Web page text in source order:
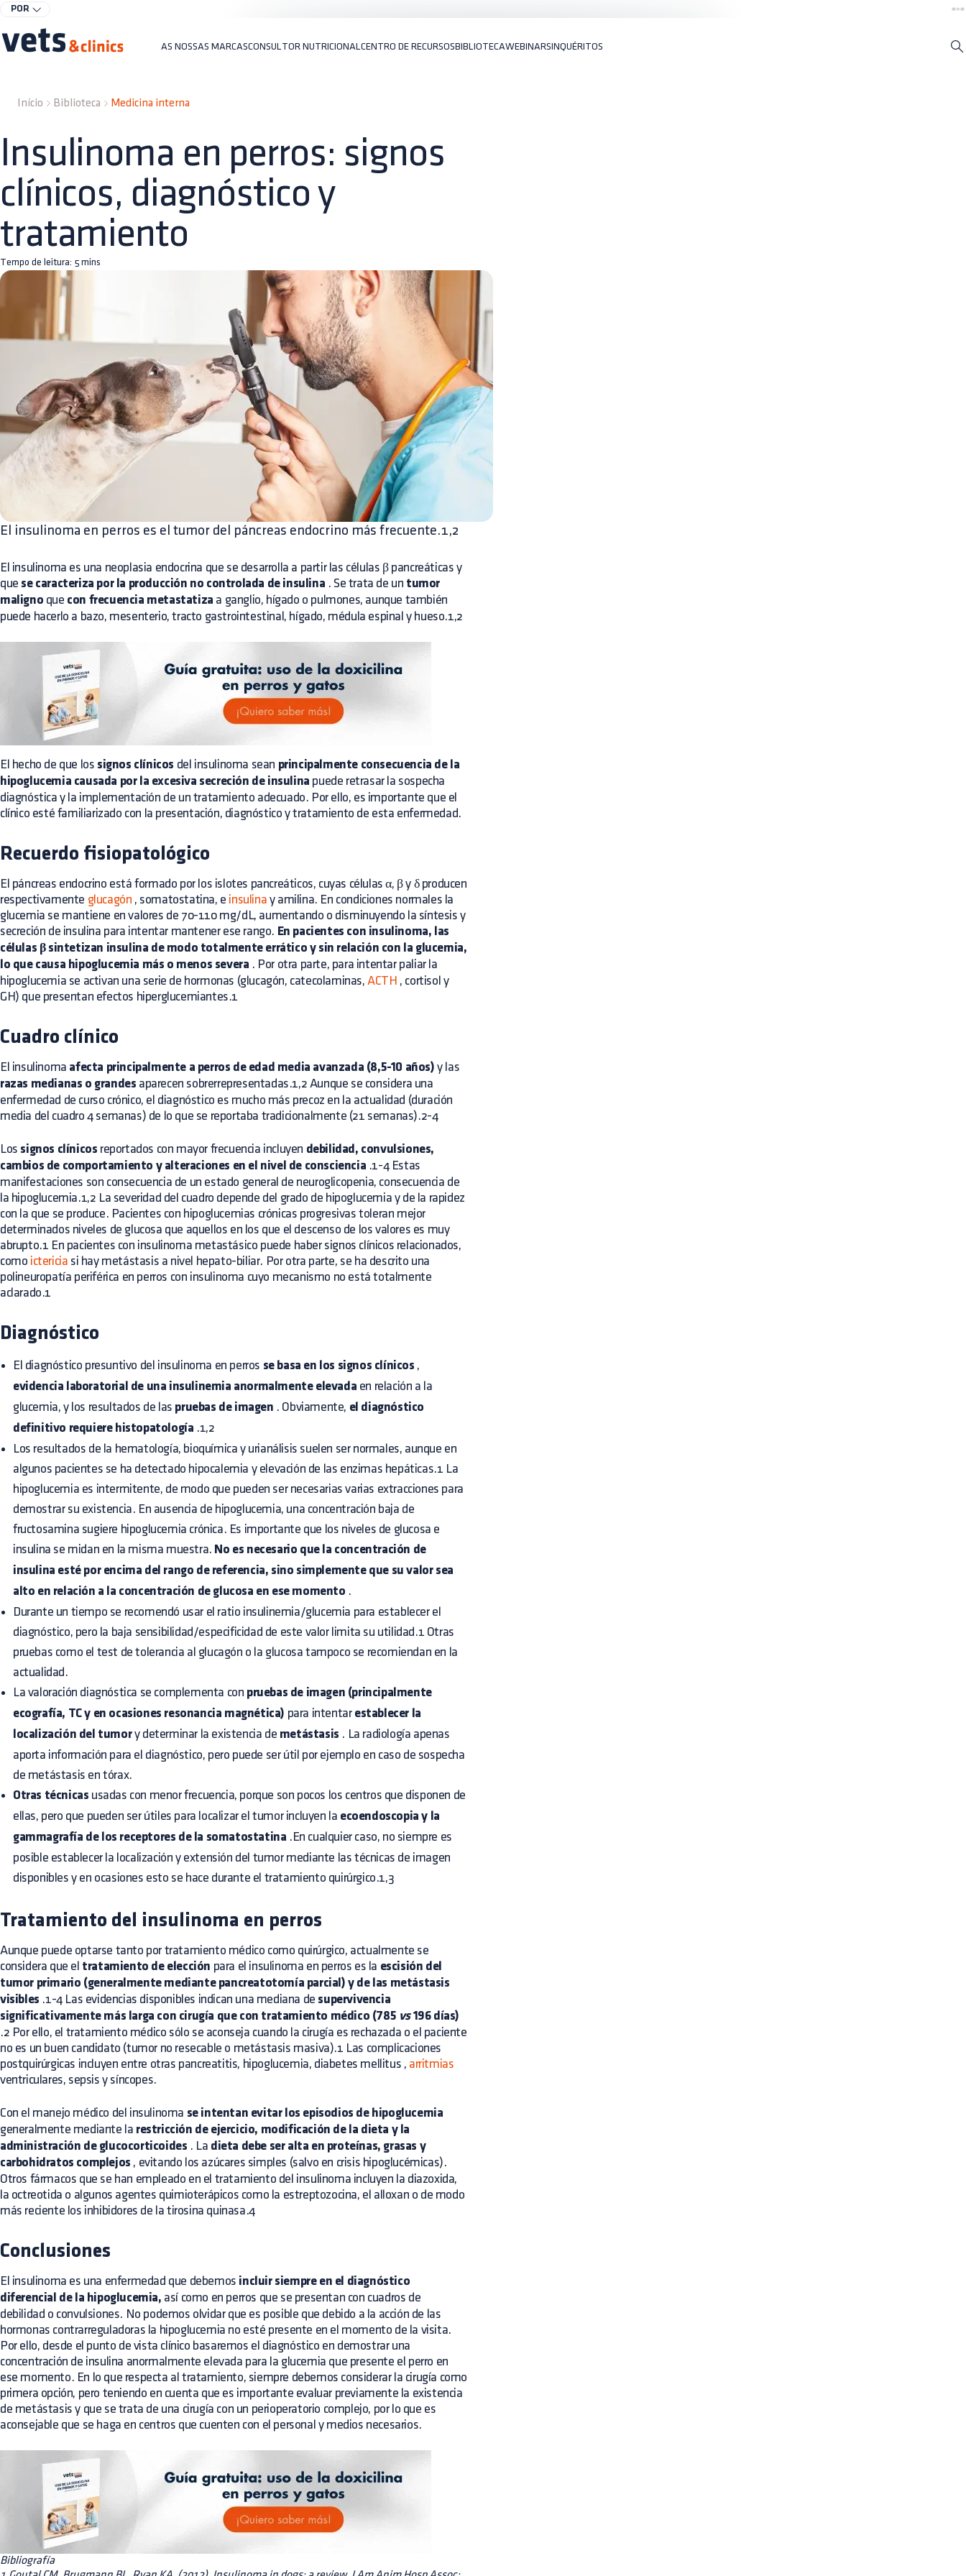
POR
AS NOSSAS MARCASCONSULTOR NUTRICIONAL CENTRO DE RECURSOSBIBLIOTECAWEBINARSINQUÉRITOS
Início Biblioteca Medicina interna
Insulinoma en perros: signos
clínicos, diagnóstico y
tratamiento
Tempo de leitura: 5 mins
El insulinoma en perros es el tumor del páncreas endocrino más frecuente.1,2
El insulinoma es una neoplasia endocrina que se desarrolla a partir las células β pancreáticas y
que se caracteriza por la producción no controlada de insulina . Se trata de un tumor
maligno que con frecuencia metastatiza a ganglio, hígado o pulmones, aunque también
puede hacerlo a bazo, mesenterio, tracto gastrointestinal, hígado, médula espinal y hueso.1,2
El hecho de que los signos clínicos del insulinoma sean principalmente consecuencia de la
hipoglucemia causada por la excesiva secreción de insulina puede retrasar la sospecha
diagnóstica y la implementación de un tratamiento adecuado. Por ello, es importante que el
clínico esté familiarizado con la presentación, diagnóstico y tratamiento de esta enfermedad.
Recuerdo fisiopatológico
El páncreas endocrino está formado por los islotes pancreáticos, cuyas células α, β y δ producen
respectivamente glucagón , somatostatina, e insulina y amilina. En condiciones normales la
glucemia se mantiene en valores de 70-110 mg/dL, aumentando o disminuyendo la síntesis y
secreción de insulina para intentar mantener ese rango. En pacientes con insulinoma, las
células β sintetizan insulina de modo totalmente errático y sin relación con la glucemia,
lo que causa hipoglucemia más o menos severa . Por otra parte, para intentar paliar la
hipoglucemia se activan una serie de hormonas (glucagón, catecolaminas, ACTH , cortisol y
GH) que presentan efectos hiperglucemiantes.1
Cuadro clínico
El insulinoma afecta principalmente a perros de edad media avanzada (8,5-10 años) y las
razas medianas o grandes aparecen sobrerrepresentadas.1,2 Aunque se considera una
enfermedad de curso crónico, el diagnóstico es mucho más precoz en la actualidad (duración
media del cuadro 4 semanas) de lo que se reportaba tradicionalmente (21 semanas).2-4
Los signos clínicos reportados con mayor frecuencia incluyen debilidad, convulsiones,
cambios de comportamiento y alteraciones en el nivel de consciencia .1-4 Estas
manifestaciones son consecuencia de un estado general de neuroglicopenia, consecuencia de
la hipoglucemia.1,2 La severidad del cuadro depende del grado de hipoglucemia y de la rapidez
con la que se produce. Pacientes con hipoglucemias crónicas progresivas toleran mejor
determinados niveles de glucosa que aquellos en los que el descenso de los valores es muy
abrupto.1 En pacientes con insulinoma metastásico puede haber signos clínicos relacionados,
como ictericia si hay metástasis a nivel hepato-biliar. Por otra parte, se ha descrito una
polineuropatía periférica en perros con insulinoma cuyo mecanismo no está totalmente
aclarado.1
Diagnóstico
El diagnóstico presuntivo del insulinoma en perros se basa en los signos clínicos ,
evidencia laboratorial de una insulinemia anormalmente elevada en relación a la
glucemia, y los resultados de las pruebas de imagen . Obviamente, el diagnóstico
definitivo requiere histopatología .1,2
Los resultados de la hematología, bioquímica y urianálisis suelen ser normales, aunque en
algunos pacientes se ha detectado hipocalemia y elevación de las enzimas hepáticas.1 La
hipoglucemia es intermitente, de modo que pueden ser necesarias varias extracciones para
demostrar su existencia. En ausencia de hipoglucemia, una concentración baja de
fructosamina sugiere hipoglucemia crónica. Es importante que los niveles de glucosa e
insulina se midan en la misma muestra. No es necesario que la concentración de
insulina esté por encima del rango de referencia, sino simplemente que su valor sea
alto en relación a la concentración de glucosa en ese momento .
Durante un tiempo se recomendó usar el ratio insulinemia/glucemia para establecer el
diagnóstico, pero la baja sensibilidad/especificidad de este valor limita su utilidad.1 Otras
pruebas como el test de tolerancia al glucagón o la glucosa tampoco se recomiendan en la
actualidad.
La valoración diagnóstica se complementa con pruebas de imagen (principalmente
ecografía, TC y en ocasiones resonancia magnética) para intentar establecer la
localización del tumory determinar la existencia de metástasis . La radiología apenas
aporta información para el diagnóstico, pero puede ser útil por ejemplo en caso de sospecha
de metástasis en tórax.
Otras técnicas usadas con menor frecuencia, porque son pocos los centros que disponen de
ellas, pero que pueden ser útiles para localizar el tumor incluyen la ecoendoscopia y la
gammagrafía de los receptores de la somatostatina .En cualquier caso, no siempre es
posible establecer la localización y extensión del tumor mediante las técnicas de imagen
disponibles y en ocasiones esto se hace durante el tratamiento quirúrgico.1,3
Tratamiento del insulinoma en perros
Aunque puede optarse tanto por tratamiento médico como quirúrgico, actualmente se
considera que el tratamiento de elección para el insulinoma en perros es la escisión del
tumor primario (generalmente mediante pancreatotomía parcial) y de las metástasis
visibles .1-4 Las evidencias disponibles indican una mediana de supervivencia
significativamente más larga con cirugía que con tratamiento médico (785 vs196 días)
.2 Por ello, el tratamiento médico sólo se aconseja cuando la cirugía es rechazada o el paciente
no es un buen candidato (tumor no resecable o metástasis masiva).1 Las complicaciones
postquirúrgicas incluyen entre otras pancreatitis, hipoglucemia, diabetes mellitus , arritmias
ventriculares, sepsis y síncopes.
Con el manejo médico del insulinoma se intentan evitar los episodios de hipoglucemia
generalmente mediante la restricción de ejercicio, modificación de la dieta y la
administración de glucocorticoides . La dieta debe ser alta en proteínas, grasas y
carbohidratos complejos , evitando los azúcares simples (salvo en crisis hipoglucémicas).
Otros fármacos que se han empleado en el tratamiento del insulinoma incluyen la diazoxida,
la octreotida o algunos agentes quimioterápicos como la estreptozocina, el alloxan o de modo
más reciente los inhibidores de la tirosina quinasa.4
Conclusiones
El insulinoma es una enfermedad que debemos incluir siempre en el diagnóstico
diferencial de la hipoglucemia, así como en perros que se presentan con cuadros de
debilidad o convulsiones. No podemos olvidar que es posible que debido a la acción de las
hormonas contrarreguladoras la hipoglucemia no esté presente en el momento de la visita.
Por ello, desde el punto de vista clínico basaremos el diagnóstico en demostrar una
concentración de insulina anormalmente elevada para la glucemia que presente el perro en
ese momento. En lo que respecta al tratamiento, siempre debemos considerar la cirugía como
primera opción, pero teniendo en cuenta que es importante evaluar previamente la existencia
de metástasis y que se trata de una cirugía con un perioperatorio complejo, por lo que es
aconsejable que se haga en centros que cuenten con el personal y medios necesarios.
Bibliografía